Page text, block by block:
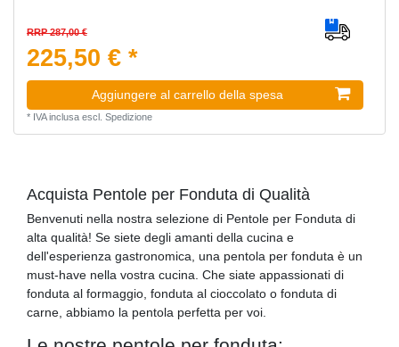
RRP 287,00 €
225,50 € *
Aggiungere al carrello della spesa
* IVA inclusaescl. Spedizione
Acquista Pentole per Fonduta di Qualità
Benvenuti nella nostra selezione di Pentole per Fonduta di
alta qualità! Se siete degli amanti della cucina e
dell'esperienza gastronomica, una pentola per fonduta è un
must-have nella vostra cucina. Che siate appassionati di
fonduta al formaggio, fonduta al cioccolato o fonduta di
carne, abbiamo la pentola perfetta per voi.